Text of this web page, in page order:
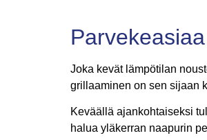
Parvekeasiaa
Joka kevät lämpötilan
grillaaminen on sen sijaan
Keväällä ajankohtaiseksi
halua yläkerran naapurin